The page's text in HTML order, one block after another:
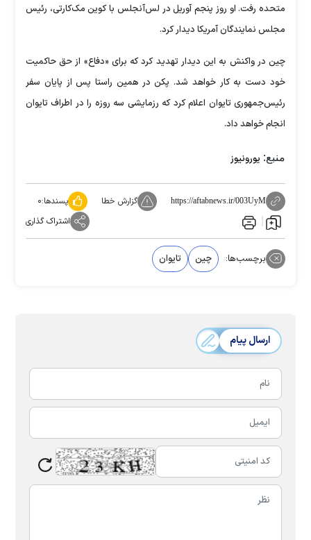
متحده رفت. او روز پنجم آوریل در لس‌آنجلس با کوین مک‌کارتی، رئیس
مجلس نمایندگان آمریکا دیدار کرد.
چین در واکنش به این دیدار تهدید کرد که برای «دفاع» از حق حاکمیت
خود دست به کار خواهد شد. پکن در همین راستا پس از پایان سفر
رئیس‌جمهوری تایوان اعلام کرد که رزمایشی سه روزه را در اطراف تایوان
انجام خواهد داد.
منبع: یورونیوز
https://aftabnews.ir/003UyM گزارش خطا پسندها:۰
اشتراک گذاری
برچسب‌ها: چین تایوان
ارسال پیام